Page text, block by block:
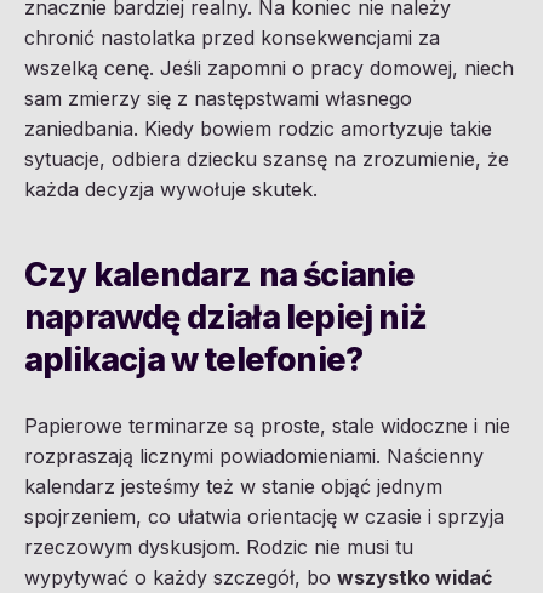
znacznie bardziej realny. Na koniec nie należy
chronić nastolatka przed konsekwencjami za
wszelką cenę. Jeśli zapomni o pracy domowej, niech
sam zmierzy się z następstwami własnego
zaniedbania. Kiedy bowiem rodzic amortyzuje takie
sytuacje, odbiera dziecku szansę na zrozumienie, że
każda decyzja wywołuje skutek.
Czy kalendarz na ścianie
naprawdę działa lepiej niż
aplikacja w telefonie?
Papierowe terminarze są proste, stale widoczne i nie
rozpraszają licznymi powiadomieniami. Naścienny
kalendarz jesteśmy też w stanie objąć jednym
spojrzeniem, co ułatwia orientację w czasie i sprzyja
rzeczowym dyskusjom. Rodzic nie musi tu
wypytywać o każdy szczegół, bo wszystko widać